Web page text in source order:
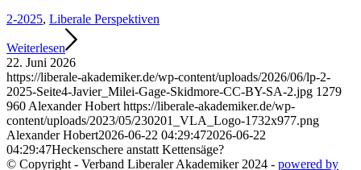
2-2025, Liberale Perspektiven
Weiterlesen
22. Juni 2026
https://liberale-akademiker.de/wp-content/uploads/2026/06/lp-2-
2025-Seite4-Javier_Milei-Gage-Skidmore-CC-BY-SA-2.jpg 1279
960 Alexander Hobert https://liberale-akademiker.de/wp-
content/uploads/2023/05/230201_VLA_Logo-1732x977.png
Alexander Hobert2026-06-22 04:29:472026-06-22
04:29:47Heckenschere anstatt Kettensäge?
© Copyright - Verband Liberaler Akademiker 2024 - powered by